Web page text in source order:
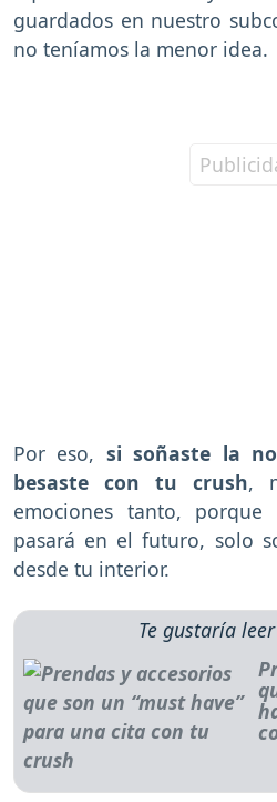
guardados en nuestro
no teníamos la menor idea.
Por eso, si soñaste la
besaste con tu crush,
emociones tanto,
pasará en el futuro, solo
desde tu interior.
Te gustaría